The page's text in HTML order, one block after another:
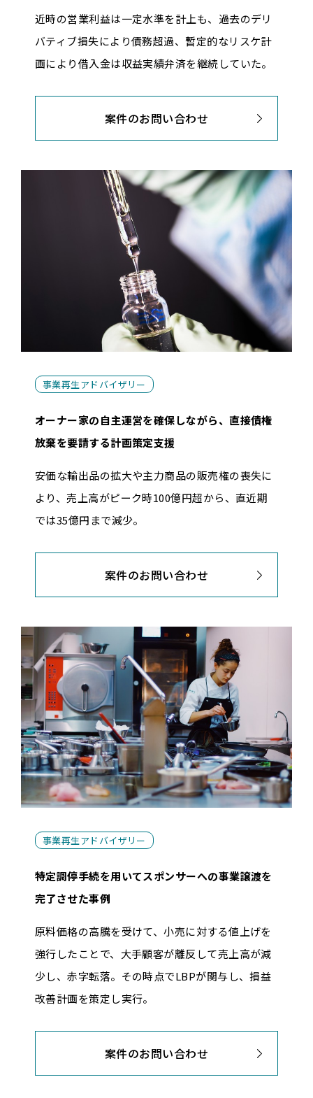
近時の営業利益は一定水準を計上も、過去のデリ
バティブ損失により債務超過、暫定的なリスケ計
画により借入金は収益実績弁済を継続していた。
案件のお問い合わせ
事業再生アドバイザリー
オーナー家の自主運営を確保しながら、直接債権
放棄を要請する計画策定支援
安価な輸出品の拡大や主力商品の販売権の喪失に
より、売上高がピーク時100億円超から、直近期
では35億円まで減少。
案件のお問い合わせ
事業再生アドバイザリー
特定調停手続を用いてスポンサーへの事業譲渡を
完了させた事例
原料価格の高騰を受けて、小売に対する値上げを
強行したことで、大手顧客が離反して売上高が減
少し、赤字転落。その時点でLBPが関与し、損益
改善計画を策定し実行。
案件のお問い合わせ